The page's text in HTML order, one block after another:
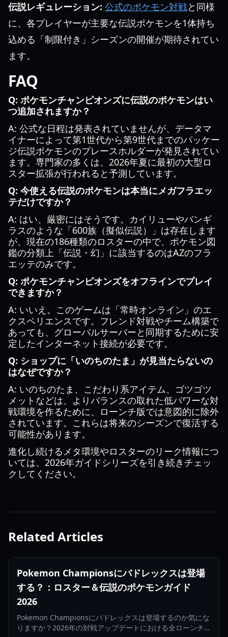
伝説レギュレーション: 公式のポケモン対戦と同様
に、各プレイヤーが主要な伝説ポケモンを1体持ち
込める「制限付き」シーズンの開催が期待されてい
ます。
FAQ
Q: ポケモンチャンピオンズに伝説のポケモンはい
つ追加されますか？
A: 公式な日程は発表されていませんが、データマ
イナーによって第1世代から第9世代までのパッケー
ジ伝説ポケモンのプレースホルダーが発見されてい
ます。専門家の多くは、2026年夏に最初の大型ロ
スター拡張が行われると予測しています。
Q: 今使える伝説のポケモンは本当にメガフラエッ
テだけですか？
A: はい、厳密にはそうです。カイリューやバンギ
ラスのような「600族（擬似伝説）」は存在します
が、現在の186種類のロスターの中で、ポケモン図
鑑の分類上「伝説・幻」に該当するのはAZのフラ
エッテのみです。
Q: ポケモンチャンピオンズをオフラインでプレイ
できますか？
A: いいえ。このゲームは「常時オンライン」のエ
クスペリエンスです。フレンド対戦やチーム構築で
あっても、グローバルサーバーと同期するために安
定したインターネット接続が必要です。
Q: ショップに「いのちのたま」が見当たらないの
はなぜですか？
A: いのちのたま、こだわり系アイテム、ゴツゴツ
メットなどは、よりバランスの取れた低パワーな対
戦環境を作るために、ローンチ版では意図的に除外
されています。これらは将来のシーズンで復活する
可能性があります。
進化し続けるメタ環境やロスターのリーク情報につ
いては、2026年ガイドシリーズを引き続きチェッ
クしてください。
Related Articles
Pokemon Championsにバドレックスは登場
する？：ロスター＆伝説のポケモンガイド
2026
Pokemon Championsにバドレックスは登場するのか気にな
りますか？2026年の対戦アップデートにおける全ローンチロ